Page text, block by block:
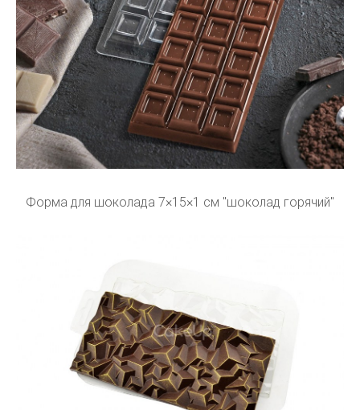
Форма для шоколада 7×15×1 см "шоколад горячий"